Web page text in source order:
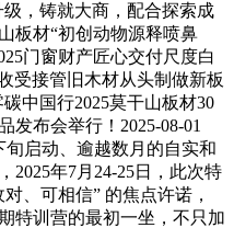
，铸就大商，配合探索成
板材“初创动物源释喷鼻
门窗财产匠心交付尺度白
受接管旧木材从头制做新板
碳中国行2025莫干山板材30
发布会举行！2025-08-01
旬启动、逾越数月的自实和
2025年7月24-25日，此次特
、可相信” 的焦点许诺，
特训营的最初一坐，不只加